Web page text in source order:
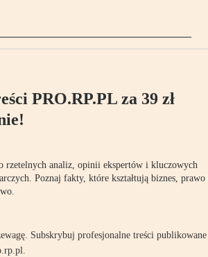
PRO.RP.PL za 39 zł
rzetelnych analiz, opinii ekspertów i kluczowych
Poznaj fakty, które kształtują biznes, prawo
Subskrybuj profesjonalne treści publikowane